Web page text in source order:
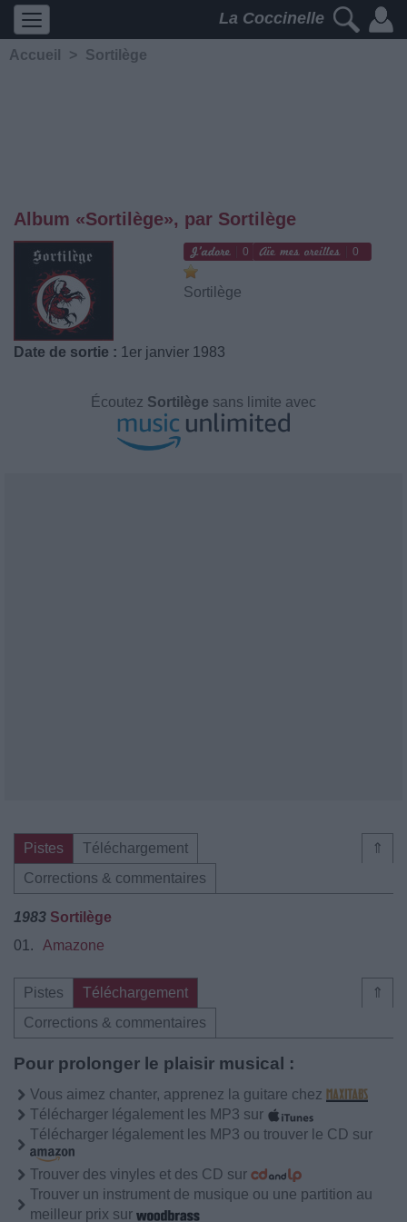
La Coccinelle
Accueil > Sortilège
Album «Sortilège», par Sortilège
0 0
Sortilège
Date de sortie : 1er janvier 1983
Écoutez Sortilège sans limite avec
⇑
Pistes
Téléchargement
Corrections & commentaires
1983 Sortilège
01.
Amazone
⇑
Pistes
Téléchargement
Corrections & commentaires
Pour prolonger le plaisir musical :
Vous aimez chanter, apprenez la guitare chez
Télécharger légalement les MP3 sur
Télécharger légalement les MP3 ou trouver le CD sur
Trouver des vinyles et des CD sur
Trouver un instrument de musique ou une partition au
meilleur prix sur